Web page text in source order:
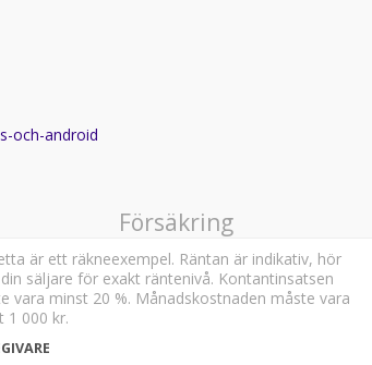
och-android
Försäkring
är ett räkneexempel. Räntan är indikativ, hör
säljare för exakt räntenivå. Kontantinsatsen
vara minst 20 %. Månadskostnaden måste vara
1 000 kr.